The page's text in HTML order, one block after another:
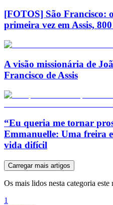
[FOTOS] São Francisco:
primeira vez em Assis,
A visão missionária de
Francisco de Assis
“Eu queria me tornar
Emmanuelle: Uma freira
vida difícil
Carregar mais artigos
Os mais lidos nesta categoria este
1